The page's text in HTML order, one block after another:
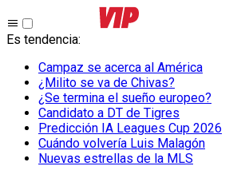
Es tendencia:
Campaz se acerca al América
¿Milito se va de Chivas?
¿Se termina el sueño europeo?
Candidato a DT de Tigres
Predicción IA Leagues Cup 2026
Cuándo volvería Luis Malagón
Nuevas estrellas de la MLS